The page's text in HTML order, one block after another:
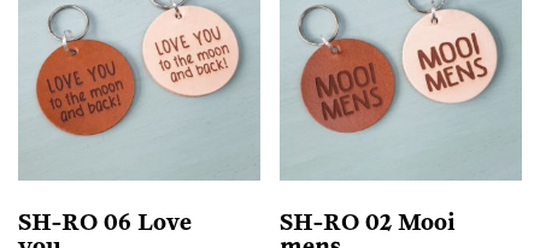
variaties.
Deze
optie
kan
gekozen
de
variaties.
Deze
optie
kan
gekozen
de
SH-RO 06 Love
SH-RO 02 Mooi